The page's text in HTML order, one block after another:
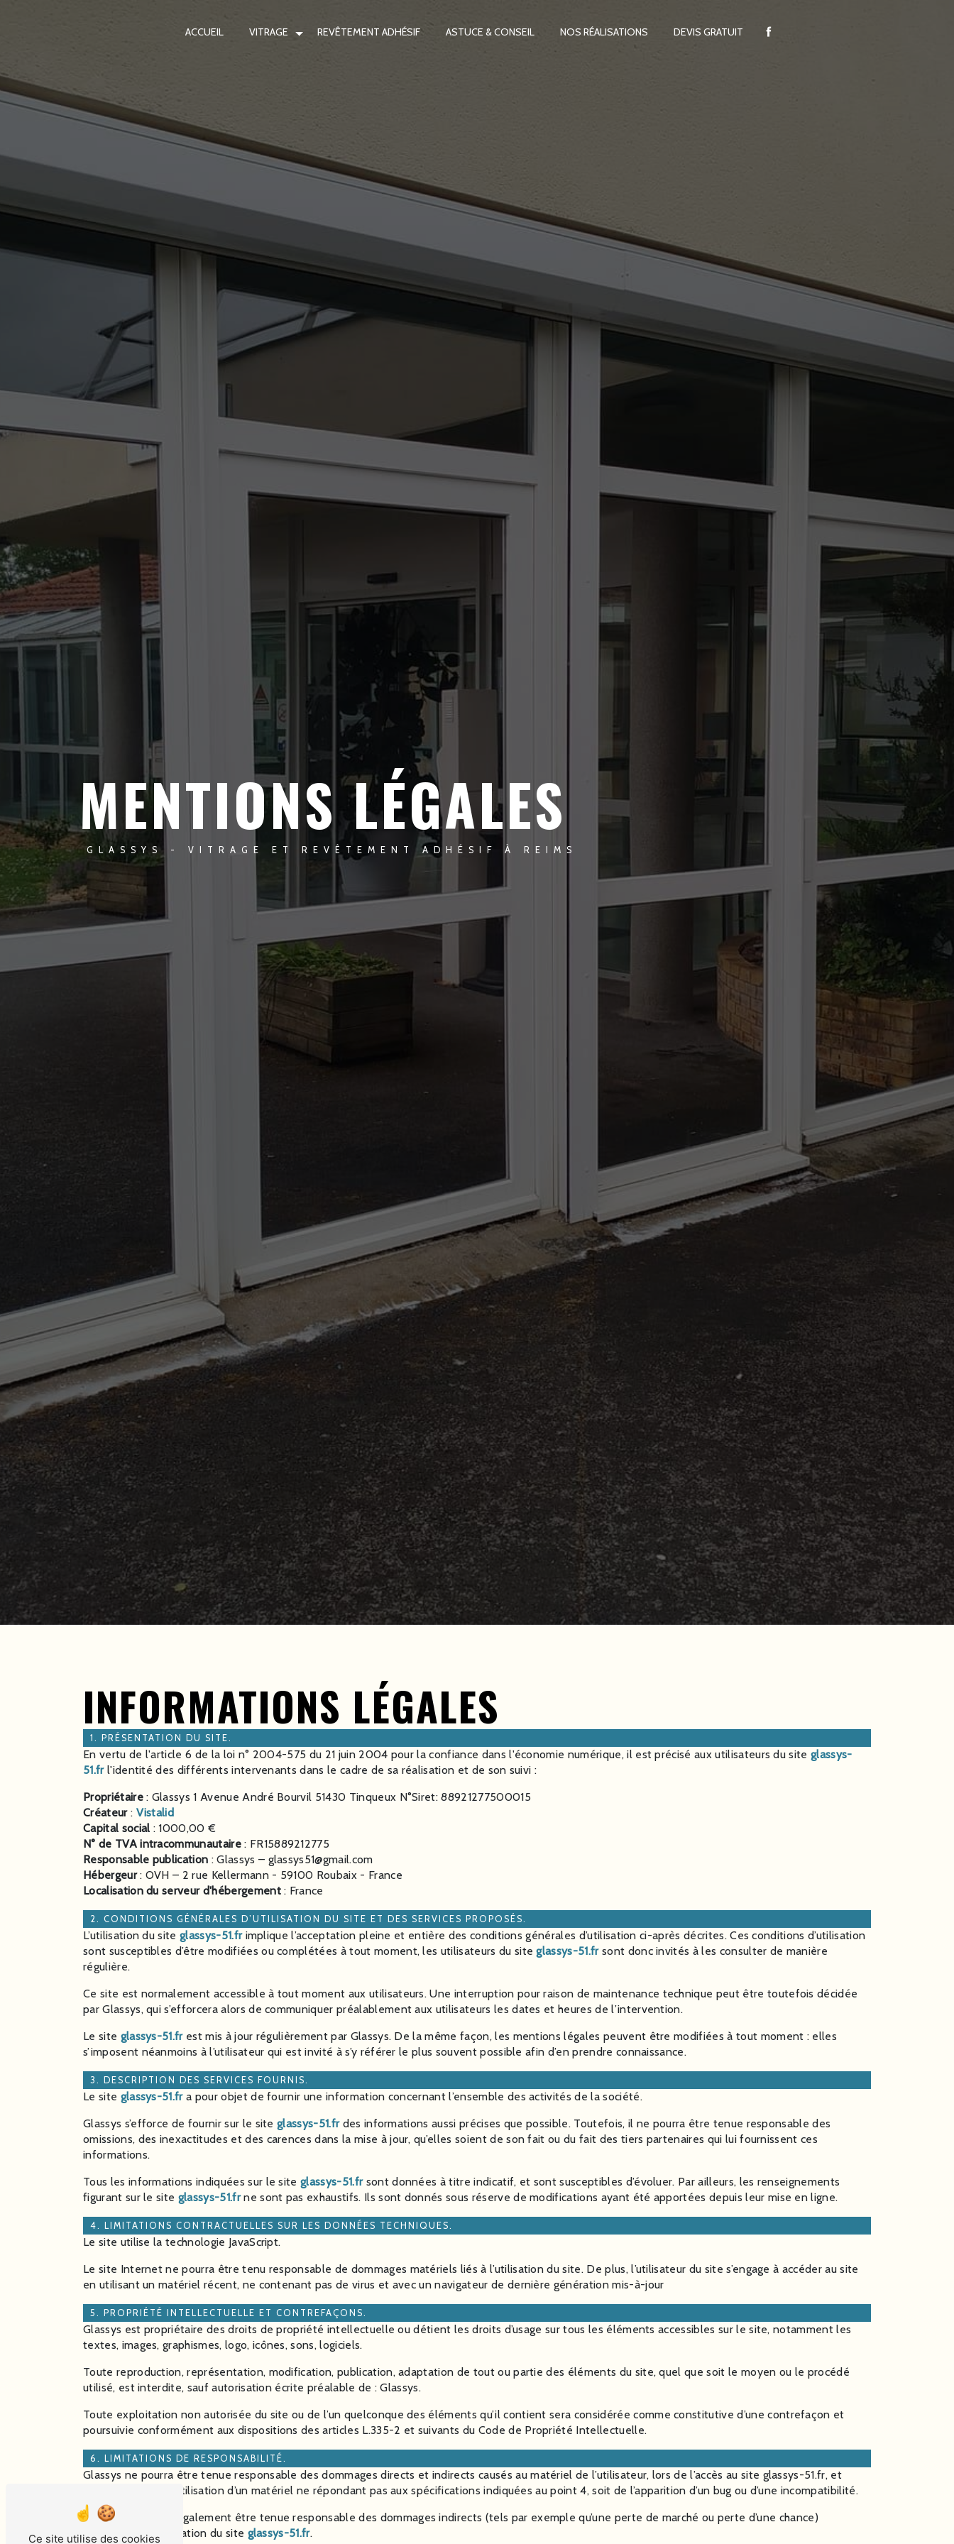
ACCUEIL VITRAGE REVÊTEMENT ADHÉSIF ASTUCE & CONSEIL NOS RÉALISATIONS DEVIS GRATUIT
MENTIONS LÉGALES
GLASSYS - VITRAGE ET REVÊTEMENT ADHÉSIF À REIMS
INFORMATIONS LÉGALES
1. PRÉSENTATION DU SITE.
En vertu de l'article 6 de la loi n° 2004-575 du 21 juin 2004 pour la confiance dans l'économie numérique, il est précisé aux utilisateurs du siteglassys-
51.frl'identité des différents intervenants dans le cadre de sa réalisation et de son suivi :
Propriétaire: Glassys 1 Avenue André Bourvil 51430 Tinqueux N°Siret: 88921277500015
Créateur: Vistalid
Capital social : 1000,00 €
N° de TVA intracommunautaire: FR15889212775
Responsable publication : Glassys – glassys51@gmail.com
Hébergeur: OVH – 2 rue Kellermann - 59100 Roubaix - France
Localisation du serveur d'hébergement: France
2. CONDITIONS GÉNÉRALES D’UTILISATION DU SITE ET DES SERVICES PROPOSÉS.
L’utilisation du siteglassys-51.frimplique l’acceptation pleine et entière des conditions générales d’utilisation ci-après décrites. Ces conditions d’utilisation
sont susceptibles d’être modifiées ou complétées à tout moment, les utilisateurs du siteglassys-51.frsont donc invités à les consulter de manière
régulière.
Ce site est normalement accessible à tout moment aux utilisateurs. Une interruption pour raison de maintenance technique peut être toutefois décidée
par Glassys, qui s’efforcera alors de communiquer préalablement aux utilisateurs les dates et heures de l’intervention.
Le site glassys-51.frest mis à jour régulièrement par Glassys. De la même façon, les mentions légales peuvent être modifiées à tout moment : elles
s’imposent néanmoins à l’utilisateur qui est invité à s’y référer le plus souvent possible afin d’en prendre connaissance.
3. DESCRIPTION DES SERVICES FOURNIS.
Le site glassys-51.fra pour objet de fournir une information concernant l’ensemble des activités de la société.
Glassys s’efforce de fournir sur le siteglassys-51.frdes informations aussi précises que possible. Toutefois, il ne pourra être tenue responsable des
omissions, des inexactitudes et des carences dans la mise à jour, qu’elles soient de son fait ou du fait des tiers partenaires qui lui fournissent ces
informations.
Tous les informations indiquées sur le siteglassys-51.frsont données à titre indicatif, et sont susceptibles d’évoluer. Par ailleurs, les renseignements
figurant sur le site glassys-51.frne sont pas exhaustifs. Ils sont donnés sous réserve de modifications ayant été apportées depuis leur mise en ligne.
4. LIMITATIONS CONTRACTUELLES SUR LES DONNÉES TECHNIQUES.
Le site utilise la technologie JavaScript.
Le site Internet ne pourra être tenu responsable de dommages matériels liés à l’utilisation du site. De plus, l’utilisateur du site s’engage à accéder au site
en utilisant un matériel récent, ne contenant pas de virus et avec un navigateur de dernière génération mis-à-jour
5. PROPRIÉTÉ INTELLECTUELLE ET CONTREFAÇONS.
Glassys est propriétaire des droits de propriété intellectuelle ou détient les droits d’usage sur tous les éléments accessibles sur le site, notamment les
textes, images, graphismes, logo, icônes, sons, logiciels.
Toute reproduction, représentation, modification, publication, adaptation de tout ou partie des éléments du site, quel que soit le moyen ou le procédé
utilisé, est interdite, sauf autorisation écrite préalable de : Glassys.
Toute exploitation non autorisée du site ou de l’un quelconque des éléments qu’il contient sera considérée comme constitutive d’une contrefaçon et
poursuivie conformément aux dispositions des articles L.335-2 et suivants du Code de Propriété Intellectuelle.
6. LIMITATIONS DE RESPONSABILITÉ.
Glassys ne pourra être tenue responsable des dommages directs et indirects causés au matériel de l’utilisateur, lors de l’accès au site glassys-51.fr, et
résultant soit de l’utilisation d’un matériel ne répondant pas aux spécifications indiquées au point 4, soit de l’apparition d’un bug ou d’une incompatibilité.
Glassys ne pourra également être tenue responsable des dommages indirects (tels par exemple qu’une perte de marché ou perte d’une chance)
consécutifs à l’utilisation du site glassys-51.fr.
Ce site utilise des cookies